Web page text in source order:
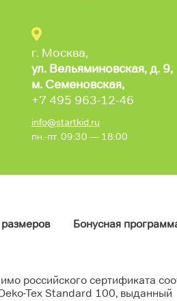
г. Москва,
ул. Вельяминовская,д. 9,
м. Семеновская,
+7 495 963-12-46
info@startkid.ru
пн.-пт. 09:30 — 18:00
Бонусная
российского сертификата
Tex Standard 100, выданный